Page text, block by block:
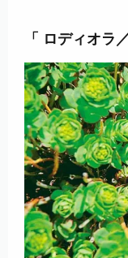
「 ロディオラ